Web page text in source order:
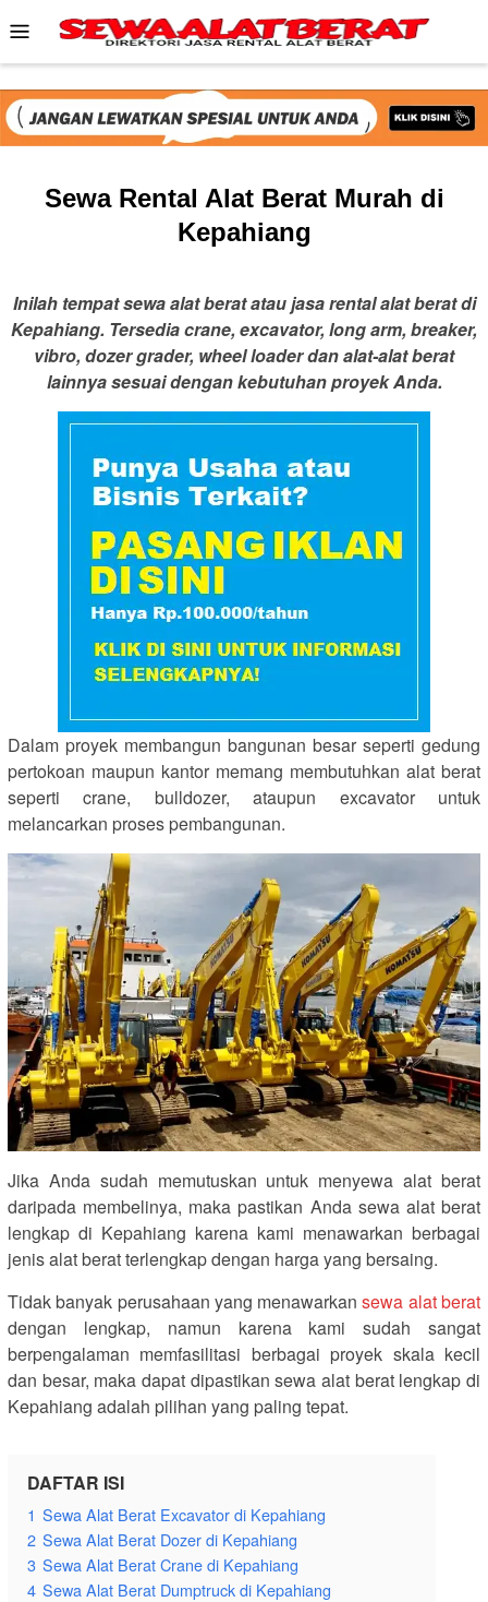
to
content
Mobile
Menu
Sewa Rental Alat Berat Murah di
Kepahiang
Inilah tempat sewa alat berat atau jasa rental alat berat di
Kepahiang. Tersedia crane, excavator, long arm, breaker,
vibro, dozer grader, wheel loader dan alat-alat berat
lainnya sesuai dengan kebutuhan proyek Anda.
Dalam proyek membangun bangunan besar seperti gedung
pertokoan maupun kantor memang membutuhkan alat berat
seperti crane, bulldozer, ataupun excavator untuk
melancarkan proses pembangunan.
Jika Anda sudah memutuskan untuk menyewa alat berat
daripada membelinya, maka pastikan Anda sewa alat berat
lengkap di Kepahiang karena kami menawarkan berbagai
jenis alat berat terlengkap dengan harga yang bersaing.
Tidak banyak perusahaan yang menawarkansewa alat berat
dengan lengkap, namun karena kami sudah sangat
berpengalaman memfasilitasi berbagai proyek skala kecil
dan besar, maka dapat dipastikan sewa alat berat lengkap di
Kepahiang adalah pilihan yang paling tepat.
DAFTAR ISI
1 Sewa Alat Berat Excavator di Kepahiang
2 Sewa Alat Berat Dozer di Kepahiang
3 Sewa Alat Berat Crane di Kepahiang
4 Sewa Alat Berat Dumptruck di Kepahiang